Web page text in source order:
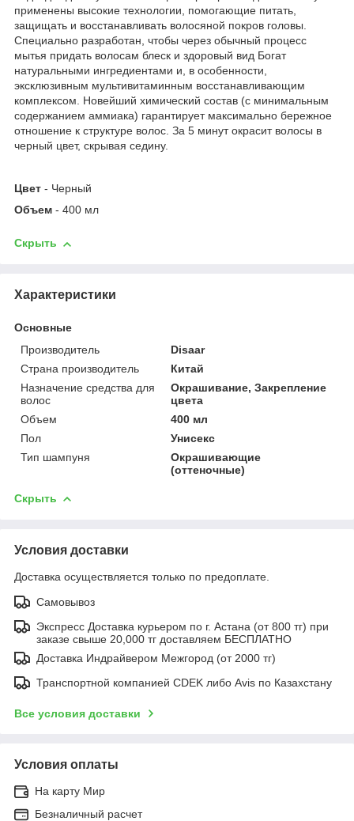
применены высокие технологии, помогающие питать,
защищать и восстанавливать волосяной покров головы.
Специально разработан, чтобы через обычный процесс
мытья придать волосам блеск и здоровый вид Богат
натуральными ингредиентами и, в особенности,
эксклюзивным мультивитаминным восстанавливающим
комплексом. Новейший химический состав (с минимальным
содержанием аммиака) гарантирует максимально бережное
отношение к структуре волос. За 5 минут окрасит волосы в
черный цвет, скрывая седину.
Цвет - Черный
Объем - 400 мл
Скрыть
Характеристики
Основные
Производитель
Disaar
Страна производитель
Китай
Назначение средства для
волос
Окрашивание, Закрепление
цвета
Объем
400 мл
Пол
Унисекс
Тип шампуня
Окрашивающие
(оттеночные)
Скрыть
Условия доставки
Доставка осуществляется только по предоплате.
Самовывоз
Экспресс Доставка курьером по г. Астана (от 800 тг) при
заказе свыше 20,000 тг доставляем БЕСПЛАТНО
Доставка Индрайвером Межгород (от 2000 тг)
Транспортной компанией CDEK либо Avis по Казахстану
Все условия доставки
Условия оплаты
На карту Мир
Безналичный расчет